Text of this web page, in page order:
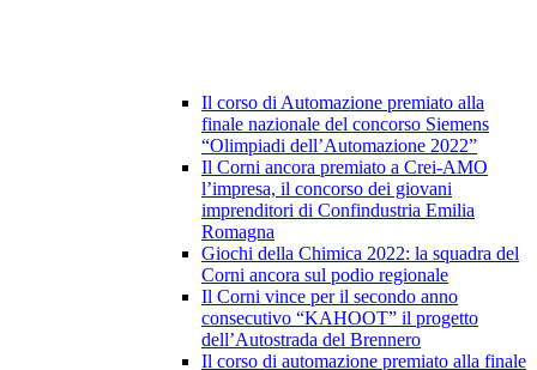
Il corso di Automazione premiato alla
finale nazionale del concorso Siemens
“Olimpiadi dell’Automazione 2022”
Il Corni ancora premiato a Crei-AMO
l’impresa, il concorso dei giovani
imprenditori di Confindustria Emilia
Romagna
Giochi della Chimica 2022: la squadra del
Corni ancora sul podio regionale
Il Corni vince per il secondo anno
consecutivo “KAHOOT” il progetto
dell’Autostrada del Brennero
Il corso di automazione premiato alla finale